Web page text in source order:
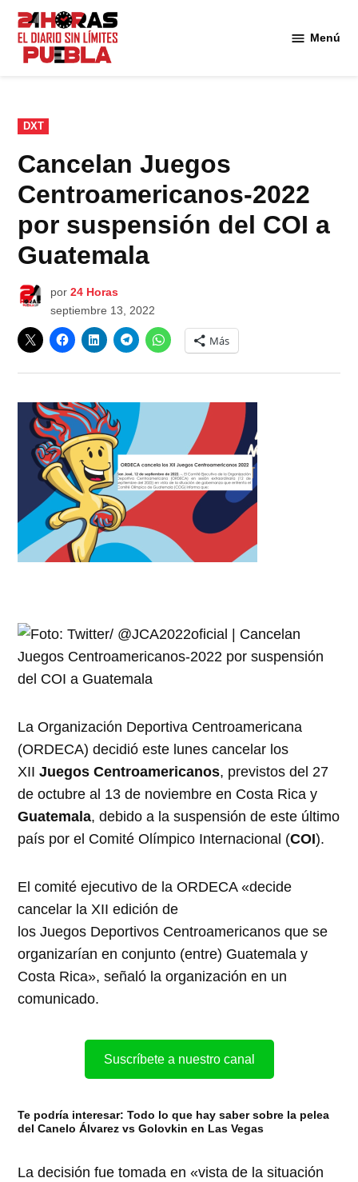
Saltar
contenido
Menú
PUBLICADO
EN
DXT
Cancelan Juegos
Centroamericanos-2022
por suspensión del COI a
Guatemala
por 24 Horas
septiembre 13, 2022
Más
La Organización Deportiva Centroamericana
(ORDECA) decidió este lunes cancelar los
XIIJuegos Centroamericanos, previstos del 27
de octubre al 13 de noviembre en Costa Rica y
Guatemala, debido a la suspensión de este último
país por el Comité Olímpico Internacional (COI).
El comité ejecutivo de la ORDECA «decide
cancelar la XII edición de
los Juegos Deportivos Centroamericanos que se
organizarían en conjunto (entre) Guatemala y
Costa Rica», señaló la organización en un
comunicado.
Suscríbete a nuestro canal
Te podría interesar: Todo lo que hay saber sobre la pelea
del Canelo Álvarez vs Golovkin en Las Vegas
La decisión fue tomada en «vista de la situación